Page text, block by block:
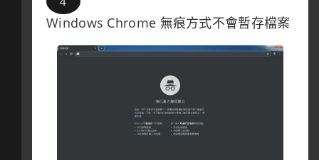
Windows Chrome 無痕方式不會暫存檔案